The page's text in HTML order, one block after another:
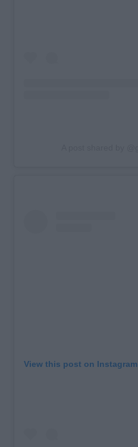
View this post on Instagram